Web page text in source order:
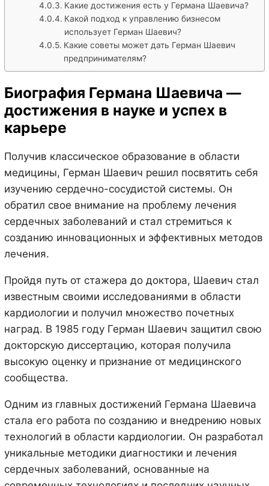
Какие достижения есть у Германа Шаевича?
Какой подход к управлению бизнесом
использует Герман Шаевич?
Какие советы может дать Герман Шаевич
предпринимателям?
Биография Германа Шаевича —
достижения в науке и успех в
карьере
Получив классическое образование в области
медицины, Герман Шаевич решил посвятить себя
изучению сердечно-сосудистой системы. Он
обратил свое внимание на проблему лечения
сердечных заболеваний и стал стремиться к
созданию инновационных и эффективных методов
лечения.
Пройдя путь от стажера до доктора, Шаевич стал
известным своими исследованиями в области
кардиологии и получил множество почетных
наград. В 1985 году Герман Шаевич защитил свою
докторскую диссертацию, которая получила
высокую оценку и признание от медицинского
сообщества.
Одним из главных достижений Германа Шаевича
стала его работа по созданию и внедрению новых
технологий в области кардиологии. Он разработал
уникальные методики диагностики и лечения
сердечных заболеваний, основанные на